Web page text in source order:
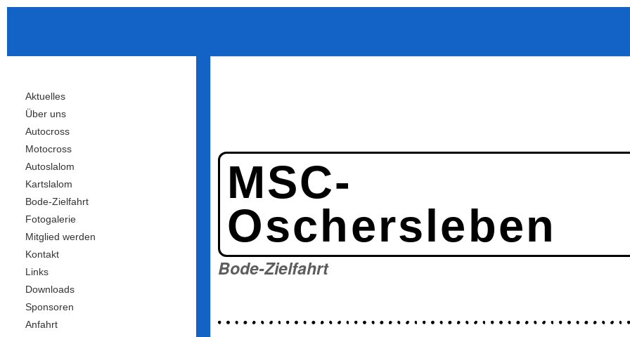
Aktuelles
Über uns
Autocross
Motocross
Autoslalom
Kartslalom
Bode-Zielfahrt
Fotogalerie
Mitglied werden
Kontakt
Links
Downloads
Sponsoren
Anfahrt
MSC-
Oschersleben
Bode-Zielfahrt